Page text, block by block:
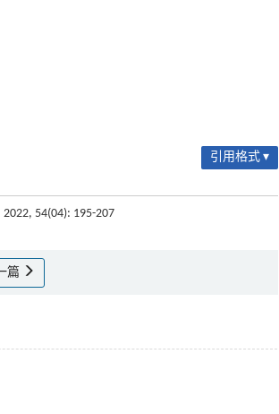
引用格式 ▾
2022, 54(04): 195-207
篇